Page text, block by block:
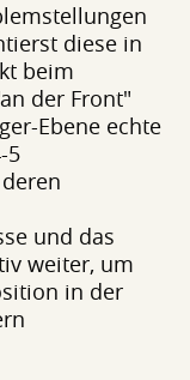
diese in
beim
der Front"
Ebene echte
5
und das
weiter, um
in der